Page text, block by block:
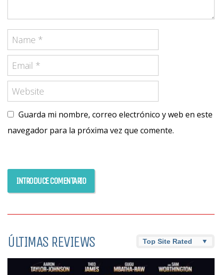
Guarda mi nombre, correo electrónico y web en este
navegador para la próxima vez que comente.
ÚLTIMAS REVIEWS